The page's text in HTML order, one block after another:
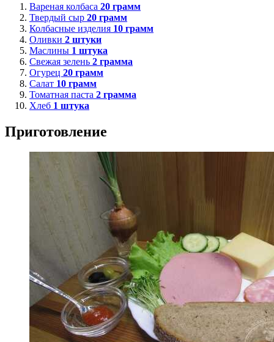
Вареная колбаса 20 грамм
Твердый сыр 20 грамм
Колбасные изделия 10 грамм
Оливки 2 штуки
Маслины 1 штука
Свежая зелень 2 грамма
Огурец 20 грамм
Салат 10 грамм
Томатная паста 2 грамма
Хлеб 1 штука
Приготовление